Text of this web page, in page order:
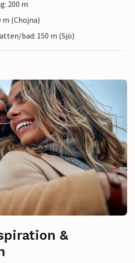
200 m
m (Chojna)
bad: 150 m (Sjö)
&